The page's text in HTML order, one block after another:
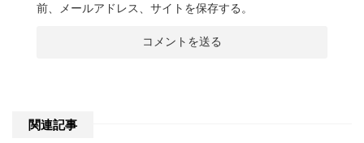
前、メールアドレス、サイトを保存する。
関連記事